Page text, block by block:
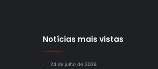
Notícias mais vistas
24 de julho de 2026